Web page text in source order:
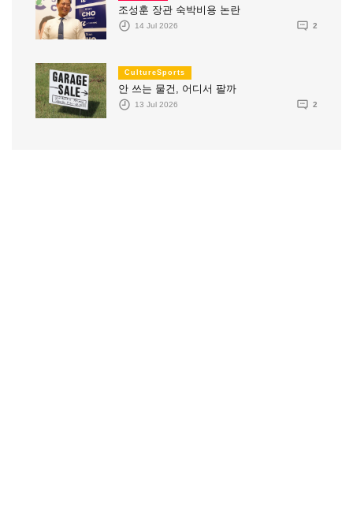
조성훈 장관 숙박비용 논란
14 Jul 2026 2
CultureSports
안 쓰는 물건, 어디서 팔까
13 Jul 2026 2